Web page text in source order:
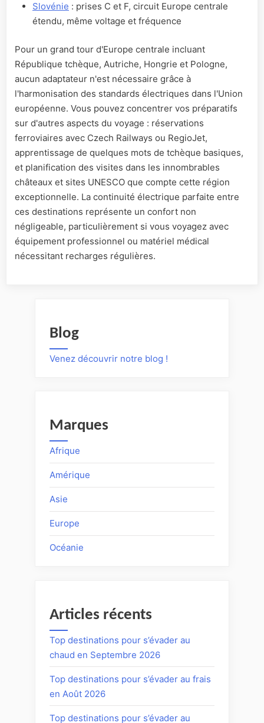
Slovénie : prises C et F, circuit Europe centrale
étendu, même voltage et fréquence
Pour un grand tour d'Europe centrale incluant
République tchèque, Autriche, Hongrie et Pologne,
aucun adaptateur n'est nécessaire grâce à
l'harmonisation des standards électriques dans l'Union
européenne. Vous pouvez concentrer vos préparatifs
sur d'autres aspects du voyage : réservations
ferroviaires avec Czech Railways ou RegioJet,
apprentissage de quelques mots de tchèque basiques,
et planification des visites dans les innombrables
châteaux et sites UNESCO que compte cette région
exceptionnelle. La continuité électrique parfaite entre
ces destinations représente un confort non
négligeable, particulièrement si vous voyagez avec
équipement professionnel ou matériel médical
nécessitant recharges régulières.
Blog
Venez découvrir notre blog !
Marques
Afrique
Amérique
Asie
Europe
Océanie
Articles récents
Top destinations pour s’évader au
chaud en Septembre 2026
Top destinations pour s’évader au frais
en Août 2026
Top destinations pour s’évader au